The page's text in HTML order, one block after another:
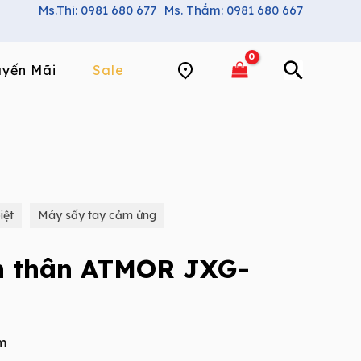
Ms.Thi: 0981 680 677 Ms. Thắm: 0981 680 667
Mãi Sale
Máy sấy tay cảm ứng
ATMOR JXG-